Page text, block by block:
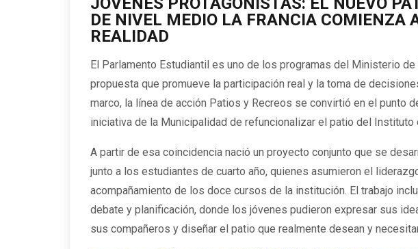
DE NIVEL MEDIO LA FRANCIA COMIENZA
REALIDAD
El Parlamento Estudiantil es uno de los programas del Ministerio de
propuesta que promueve la participación real y la toma de
marco, la línea de acción Patios y Recreos se convirtió en el punto
iniciativa de la Municipalidad de refuncionalizar el patio del Instituto
A partir de esa coincidencia nació un proyecto conjunto que se
junto a los estudiantes de cuarto año, quienes asumieron el
acompañamiento de los doce cursos de la institución. El trabajo
debate y planificación, donde los jóvenes pudieron expresar sus
sus compañeros y diseñar el patio que realmente desean y